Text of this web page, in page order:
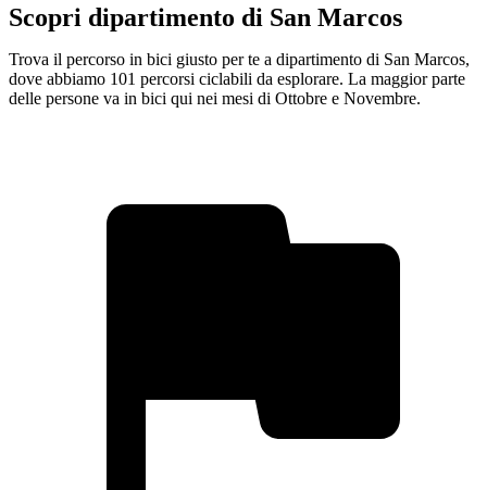
Scopri dipartimento di San Marcos
Trova il percorso in bici giusto per te a dipartimento di San Marcos,
dove abbiamo 101 percorsi ciclabili da esplorare. La maggior parte
delle persone va in bici qui nei mesi di Ottobre e Novembre.